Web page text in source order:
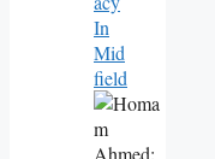
In
Mid
Field